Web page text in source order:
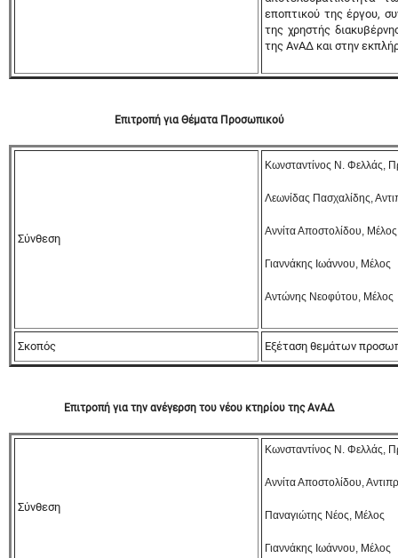
εποπτικού της έργου,
της χρηστής
της ΑνΑΔ και στην
Επιτροπή για Θέματα Προσωπικού
Σύνθεση
Κωνσταντίνος Ν. Φελλάς,
Λεωνίδας Πασχαλίδης,
Αννίτα Αποστολίδου, Μέλος
Γιαννάκης Ιωάννου, Μέλος
Αντώνης Νεοφύτου, Μέλος
Σκοπός Εξέταση θεμάτων
Επιτροπή για την ανέγερση του νέου κτηρίου της ΑνΑΔ
Σύνθεση
Κωνσταντίνος Ν. Φελλάς,
Αννίτα Αποστολίδου,
Παναγιώτης Νέος, Μέλος
Γιαννάκης Ιωάννου, Μέλος